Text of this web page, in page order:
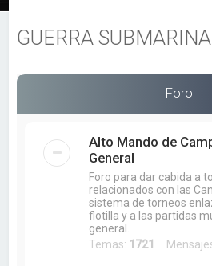
GUERRA SUBMARINA
Foro
Alto Mando de
General
Foro para dar cabida a
relacionados con las
sistema de torneos
flotilla y a las partidas
general.
Temas: 1721